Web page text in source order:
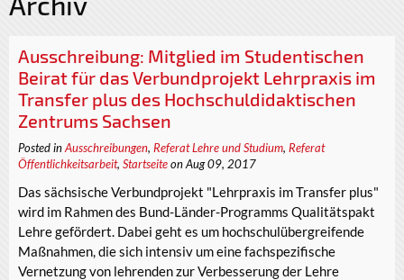
Ausschreibung: Mitglied im Studentischen
Beirat für das Verbundprojekt Lehrpraxis im
Transfer plus des Hochschuldidaktischen
Zentrums Sachsen
Posted inAusschreibungen, Referat Lehre und Studium, Referat
Öffentlichkeitsarbeit, Startseiteon Aug 09, 2017
Das sächsische Verbundprojekt "Lehrpraxis im Transfer plus"
wird im Rahmen des Bund-Länder-Programms Qualitätspakt
Lehre gefördert. Dabei geht es um hochschulübergreifende
Maßnahmen, die sich intensiv um eine fachspezifische
Vernetzung von lehrenden zur Verbesserung der Lehre